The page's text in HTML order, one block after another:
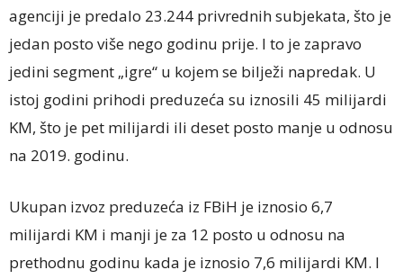
agenciji je predalo 23.244 privrednih subjekata, što je
jedan posto više nego godinu prije. I to je zapravo
jedini segment „igre“ u kojem se bilježi napredak. U
istoj godini prihodi preduzeća su iznosili 45 milijardi
KM, što je pet milijardi ili deset posto manje u odnosu
na 2019. godinu.
Ukupan izvoz preduzeća iz FBiH je iznosio 6,7
milijardi KM i manji je za 12 posto u odnosu na
prethodnu godinu kada je iznosio 7,6 milijardi KM. I